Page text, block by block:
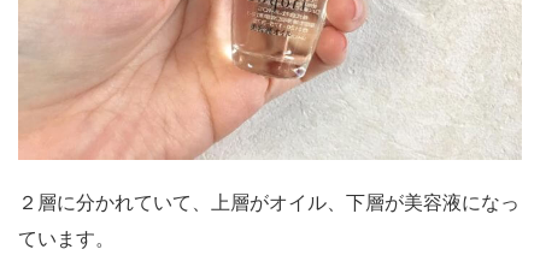
２層に分かれていて、上層がオイル、下層が美容液になっ
ています。